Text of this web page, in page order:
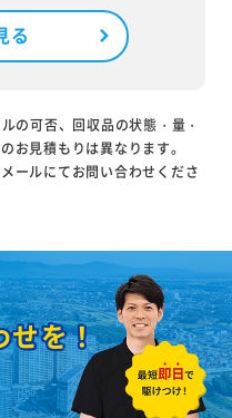
る
の可否、回収品の状態・量・
お見積もりは異なります。
ールにてお問い合わせくださ
せを！